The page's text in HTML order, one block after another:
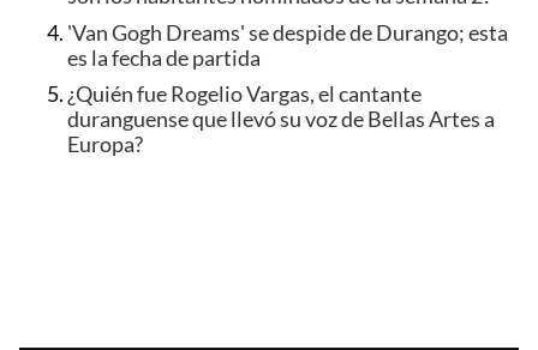
'Van Gogh Dreams' se despide de Durango; esta
es la fecha de partida
¿Quién fue Rogelio Vargas, el cantante
duranguense que llevó su voz de Bellas Artes a
Europa?